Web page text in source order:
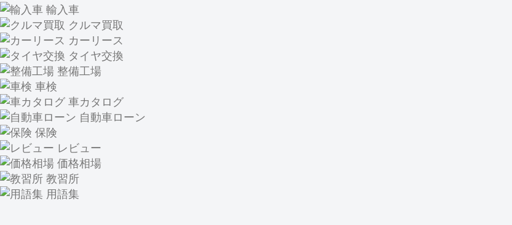
輸入車
クルマ買取
カーリース
タイヤ交換
整備工場
車検
車カタログ
自動車ローン
保険
レビュー
価格相場
教習所
用語集